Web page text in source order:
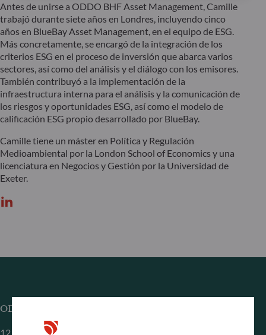
Antes de unirse a ODDO BHF Asset Management, Camille
trabajó durante siete años en Londres, incluyendo cinco
años en BlueBay Asset Management, en el equipo de ESG.
Más concretamente, se encargó de la integración de los
criterios ESG en el proceso de inversión que abarca varios
sectores, así como del análisis y el diálogo con los emisores.
También contribuyó a la implementación de la
infraestructura interna para el análisis y la comunicación de
los riesgos y oportunidades ESG, así como el modelo de
calificación ESG propio desarrollado por BlueBay.
Camille tiene un máster en Política y Regulación
Medioambiental por la London School of Economics y una
licenciatura en Negocios y Gestión por la Universidad de
Exeter.
ODDO BHF Asset Management SAS*
12 boulevard de la Madeleine